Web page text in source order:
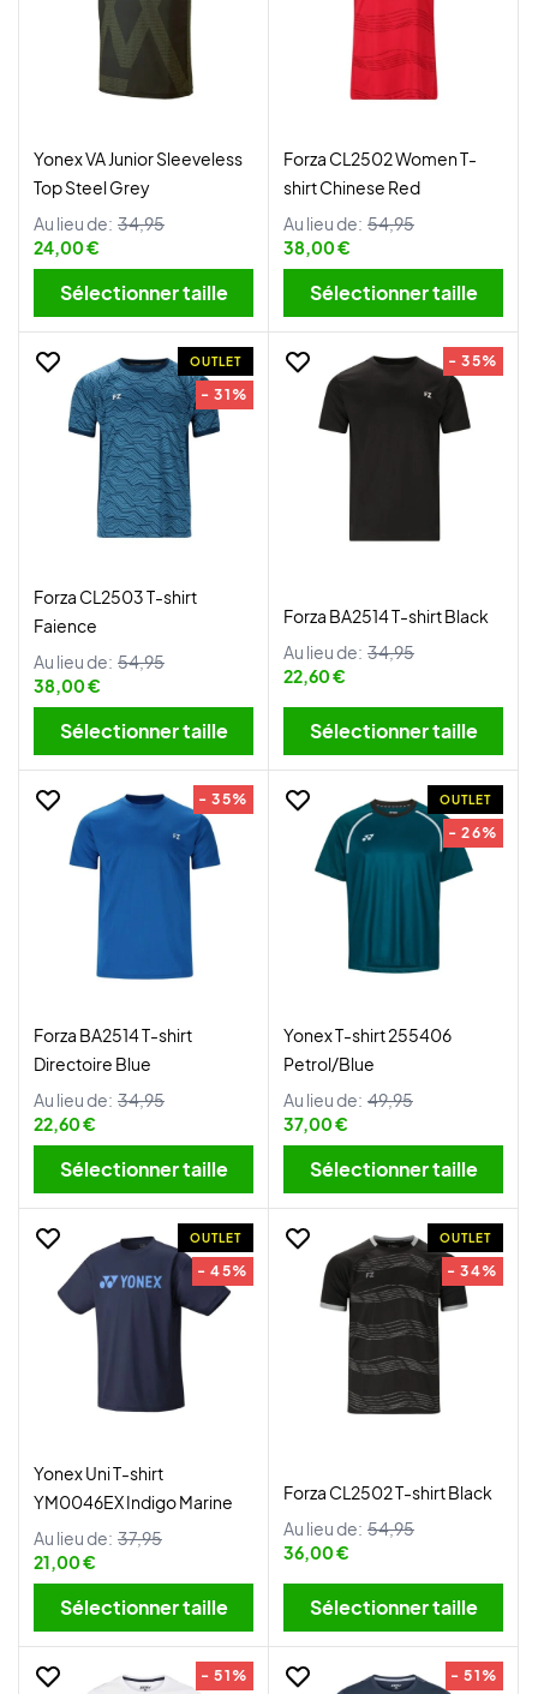
Yonex VA Junior Sleeveless
Top Steel Grey
Au lieu de: 34,95
24,00 €
Sélectionner taille
Forza CL2502 Women T-
shirt Chinese Red
Au lieu de: 54,95
38,00 €
Sélectionner taille
OUTLET
- 31%
Forza CL2503 T-shirt
Faience
Au lieu de: 54,95
38,00 €
Sélectionner taille
- 35%
Forza BA2514 T-shirt Black
Au lieu de: 34,95
22,60 €
Sélectionner taille
- 35%
Forza BA2514 T-shirt
Directoire Blue
Au lieu de: 34,95
22,60 €
Sélectionner taille
OUTLET
- 26%
Yonex T-shirt 255406
Petrol/Blue
Au lieu de: 49,95
37,00 €
Sélectionner taille
OUTLET
- 45%
Yonex Uni T-shirt
YM0046EX Indigo Marine
Au lieu de: 37,95
21,00 €
Sélectionner taille
OUTLET
- 34%
Forza CL2502 T-shirt Black
Au lieu de: 54,95
36,00 €
Sélectionner taille
- 51% - 51%